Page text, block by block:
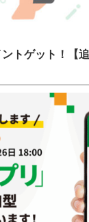
トゲット！【追